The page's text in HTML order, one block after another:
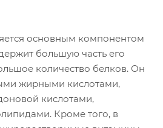
основным компонентом
большую часть его
количество белков. Он
жирными кислотами,
кислотами,
Кроме того, в